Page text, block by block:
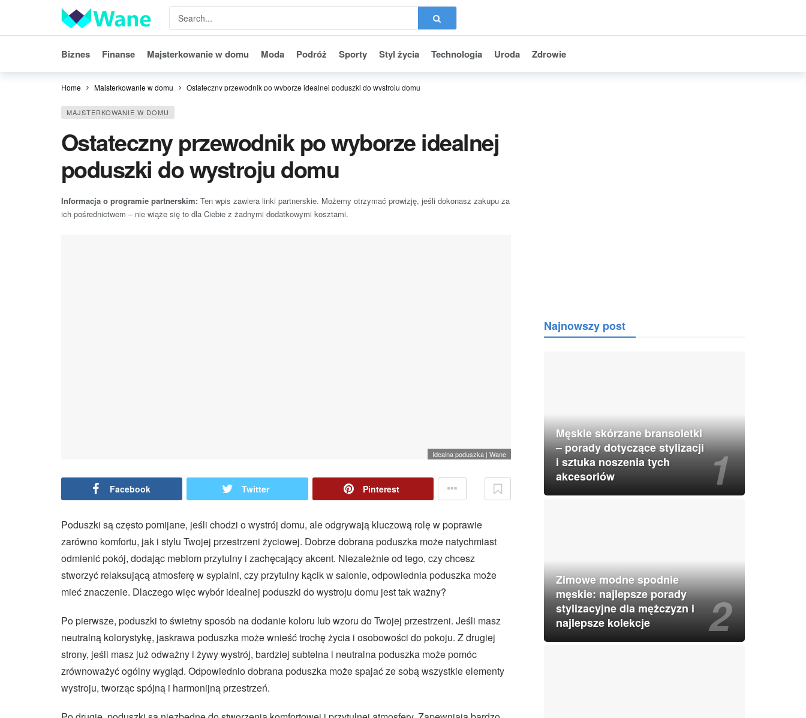
Biznes Finanse Majsterkowanie w domu Moda Podróż Sporty Styl życia Technologia Uroda Zdrowie
Home Majsterkowanie w domu Ostateczny przewodnik po wyborze idealnej poduszki do wystroju domu
MAJSTERKOWANIE W DOMU
Ostateczny przewodnik po wyborze idealnej
poduszki do wystroju domu
Informacja o programie partnerskim: Ten wpis zawiera linki partnerskie. Możemy otrzymać prowizję, jeśli dokonasz zakupu za
ich pośrednictwem – nie wiąże się to dla Ciebie z żadnymi dodatkowymi kosztami.
Idealna poduszka | Wane
Facebook Twitter Pinterest
Poduszki są często pomijane, jeśli chodzi o wystrój domu, ale odgrywają kluczową rolę w poprawie
zarówno komfortu, jak i stylu Twojej przestrzeni życiowej. Dobrze dobrana poduszka może natychmiast
odmienić pokój, dodając meblom przytulny i zachęcający akcent. Niezależnie od tego, czy chcesz
stworzyć relaksującą atmosferę w sypialni, czy przytulny kącik w salonie, odpowiednia poduszka może
mieć znaczenie. Dlaczego więc wybór idealnej poduszki do wystroju domu jest tak ważny?
Po pierwsze, poduszki to świetny sposób na dodanie koloru lub wzoru do Twojej przestrzeni. Jeśli masz
neutralną kolorystykę, jaskrawa poduszka może wnieść trochę życia i osobowości do pokoju. Z drugiej
strony, jeśli masz już odważny i żywy wystrój, bardziej subtelna i neutralna poduszka może pomóc
zrównoważyć ogólny wygląd. Odpowiednio dobrana poduszka może spajać ze sobą wszystkie elementy
wystroju, tworząc spójną i harmonijną przestrzeń.
Najnowszy post
Męskie skórzane bransoletki
– porady dotyczące stylizacji
i sztuka noszenia tych
akcesoriów
Zimowe modne spodnie
męskie: najlepsze porady
stylizacyjne dla mężczyzn i
najlepsze kolekcje